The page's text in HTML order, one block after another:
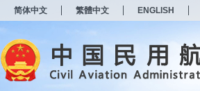
简体中文 繁體中文 ENGLISH
打
开
无
障